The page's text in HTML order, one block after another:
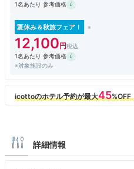
1名あたり 参考価格
夏休み＆秋旅フェア！
12,100
1名あたり 参考価格
※対象施設のみ
詳細情報